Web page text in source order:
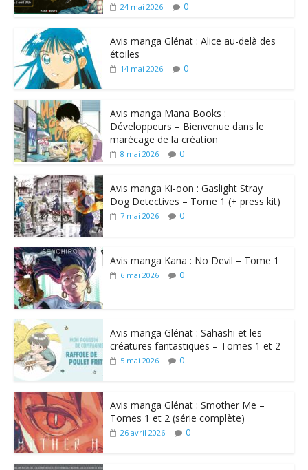
24 mai 2026 0
Avis manga Glénat : Alice au-delà des
étoiles
14 mai 2026 0
Avis manga Mana Books :
Développeurs – Bienvenue dans le
marécage de la création
8 mai 2026 0
Avis manga Ki-oon : Gaslight Stray
Dog Detectives – Tome 1 (+ press kit)
7 mai 2026 0
Avis manga Kana : No Devil – Tome 1
6 mai 2026 0
Avis manga Glénat : Sahashi et les
créatures fantastiques – Tomes 1 et 2
5 mai 2026 0
Avis manga Glénat : Smother Me –
Tomes 1 et 2 (série complète)
26 avril 2026 0